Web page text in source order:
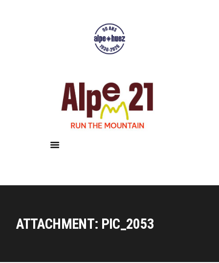
ATTACHMENT: PIC_2053
Résultats
Galerie
Infos pratiques